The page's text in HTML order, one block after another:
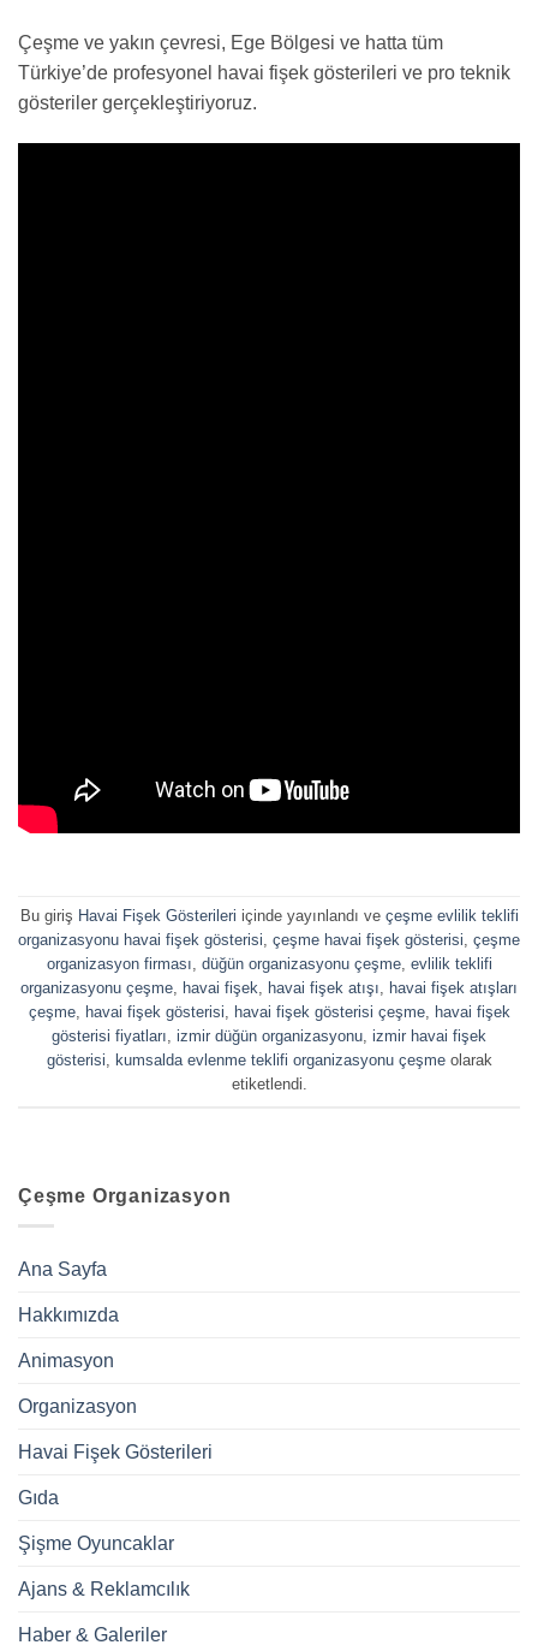
Çeşme ve yakın çevresi, Ege Bölgesi ve hatta tüm
Türkiye’de profesyonel havai fişek gösterileri ve pro teknik
gösteriler gerçekleştiriyoruz.
Bu giriş Havai Fişek Gösterileri içinde yayınlandı ve çeşme evlilik teklifi
organizasyonu havai fişek gösterisi, çeşme havai fişek gösterisi, çeşme
organizasyon firması, düğün organizasyonu çeşme, evlilik teklifi
organizasyonu çeşme, havai fişek, havai fişek atışı, havai fişek atışları
çeşme, havai fişek gösterisi, havai fişek gösterisi çeşme, havai fişek
gösterisi fiyatları, izmir düğün organizasyonu, izmir havai fişek
gösterisi, kumsalda evlenme teklifi organizasyonu çeşmeolarak
etiketlendi.
Çeşme Organizasyon
Ana Sayfa
Hakkımızda
Animasyon
Organizasyon
Havai Fişek Gösterileri
Gıda
Şişme Oyuncaklar
Ajans & Reklamcılık
Haber & Galeriler